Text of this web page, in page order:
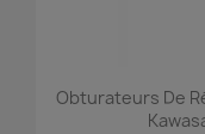
Obturateurs De